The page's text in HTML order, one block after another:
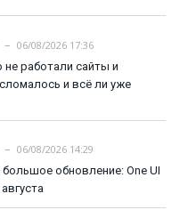
06/08/2026 17:36
работали сайты и
и всё ли уже
06/08/2026 14:29
обновление: One UI